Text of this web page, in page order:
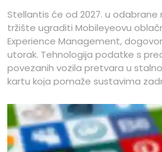
Stellantis će od 2027. u
tržište ugraditi Mobileyeovu
Experience Management,
utorak. Tehnologija podatke s
povezanih vozila pretvara u
kartu koja pomaže sustavima